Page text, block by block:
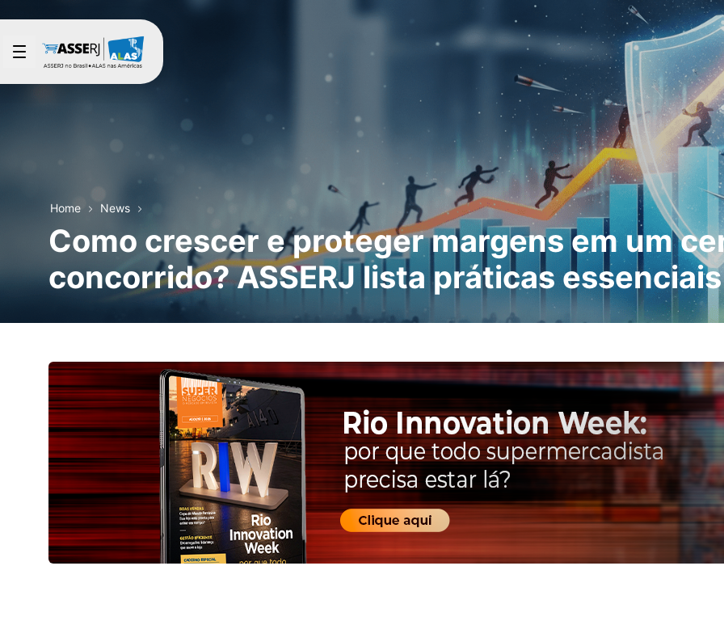
Skip to Main Content
Home News
Como crescer e proteger margens em um
concorrido? ASSERJ lista práticas essenciais